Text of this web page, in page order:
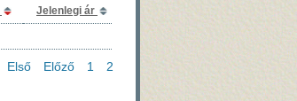
Jelenlegi ár
Első Előző 1 2